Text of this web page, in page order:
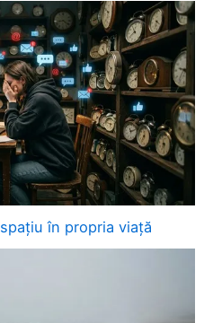
în propria viață